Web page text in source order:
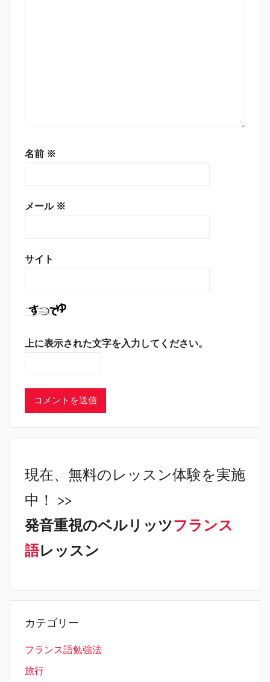
名前 ※
メール ※
サイト
上に表示された文字を入力してください。
現在、無料のレッスン体験を実施
中！ >>
発音重視のベルリッツフランス
語レッスン
カテゴリー
フランス語勉強法
旅行